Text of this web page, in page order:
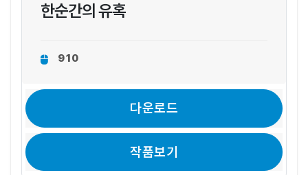
한순간의 유혹
910
다운로드
작품보기